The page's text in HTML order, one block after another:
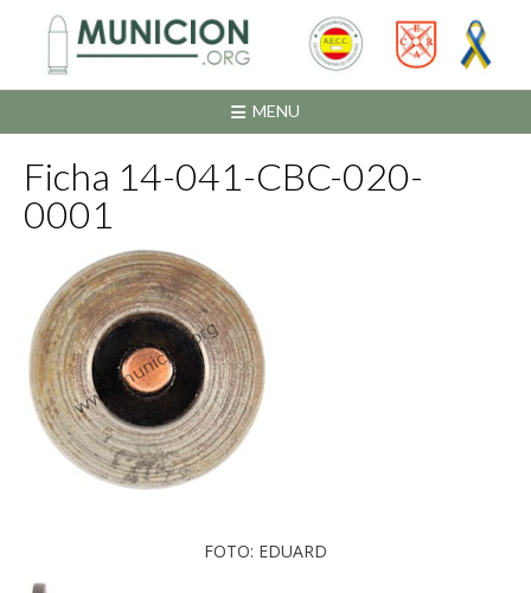
contenido
MENU
Ficha 14-041-CBC-020-
0001
FOTO: EDUARD